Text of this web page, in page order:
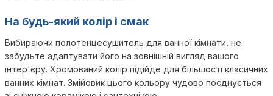
На будь-який колір і смак
Вибираючи полотенцесушитель для ванної кімнати, не
забудьте адаптувати його на зовнішній вигляд вашого
інтер'єру. Хромований колір підійде для більшості класичних
ванних кімнат. Змійовик цього кольору чудово поєднується